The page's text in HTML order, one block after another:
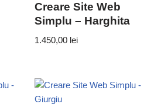
Creare Site Web
Simplu – Harghita
1.450,00 lei